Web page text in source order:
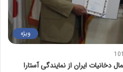
ویژه
101
دخانیات ایران از نمایندگی آستارا